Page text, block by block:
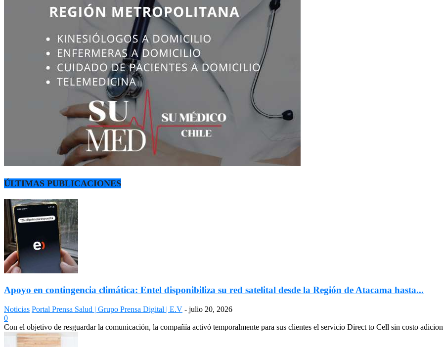
ÚLTIMAS PUBLICACIONES
Apoyo en contingencia climática: Entel disponibiliza su red satelital desde la Región de Atacama hasta...
Noticias Portal Prensa Salud | Grupo Prensa Digital | E.V - julio 20, 2026
0
Con el objetivo de resguardar la comunicación, la compañía activó temporalmente para sus clientes el servicio Direct to Cell sin costo